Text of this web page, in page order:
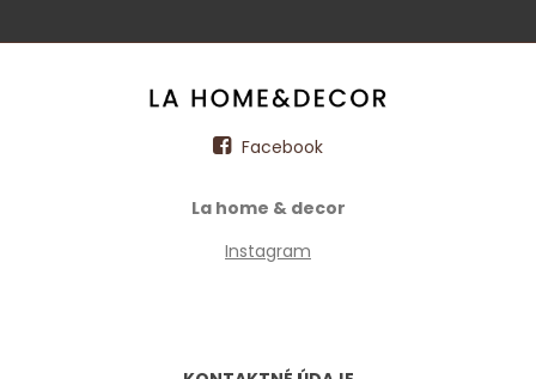
Facebook
La home & decor
Instagram